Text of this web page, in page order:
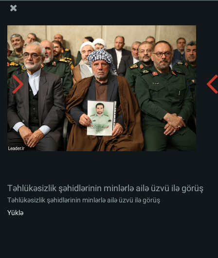
Təhlükəsizlik şəhidlərinin minlərlə ailə üzvü ilə görüş
Albomu yüklə: zip
Təhlükəsizlik şəhidlərinin minlərlə ailə üzvü ilə görüş
Təhlükəsizlik şəhidlərinin minlərlə ailə üzvü ilə görüş
Yüklə